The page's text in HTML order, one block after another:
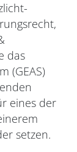
das
(GEAS)
eines der
setzen.